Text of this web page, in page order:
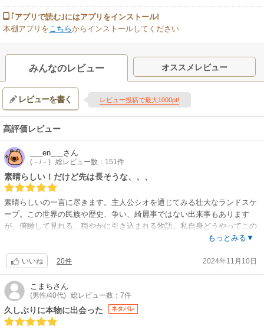
｢アプリで読む｣にはアプリをインストール!
本棚アプリを こちらからインストールしてください
みんなのレビュー オススメレビュー
レビューを書く レビュー投稿で最大1000pt!
高評価レビュー
___en___ さん
(－/－) 総レビュー数：151件
素晴らしい！だけど先は長そうな、、、
素晴らしいの一言に尽きます。主人公シオを通じてみる壮大なランドスケ
ープ。この世界の民族や歴史、争い、綺麗事ではない出来事もあります
が、俯瞰して見れる、穏やかに引き込まれる物語。私自身どうやってこの
作品に辿り着いたのか分からないまま、知り得た幸運に震えます。同時に
（カフナ）と言う仕事が魅力的な事ももちろんですが、何より主人公シオ
の背景と人物が好ましい。めちゃくちゃ努力してるんですよ〜、頑張り屋
さん！応援しちゃうでしょ。周りの登場人物達も個性的で良い。「識る
事、学ぶ事」を強く諭したお姉さんがまた素晴らしい！3巻までは、カフ
ナ試験に挑戦し結果が出るまでの一区切り。単純に超難関試験に挑む過程
が楽しく読める。4巻からはまた新たなシーンに切り替わります。図書館
もっとみる▼
いいね 20件 2024年11月10日
こまちさん
(男性/40代) 総レビュー数：7件
久しぶりに本物に出会った ネタバレ